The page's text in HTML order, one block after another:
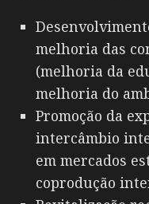
melhoria das
(melhoria da
melhoria do
Promoção da
intercâmbio
em mercados
coprodução